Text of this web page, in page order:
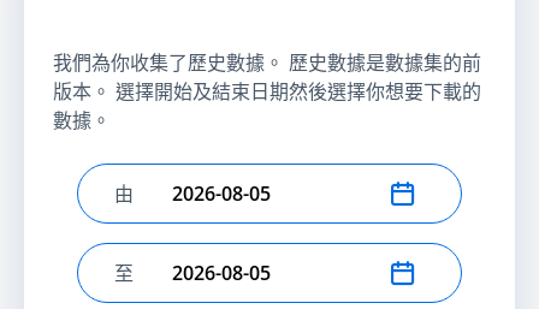
我們為你收集了歷史數據。 歷史數據是數據集的前
版本。 選擇開始及結束日期然後選擇你想要下載的
數據。
選擇開始日期
由
選擇結束日期
至